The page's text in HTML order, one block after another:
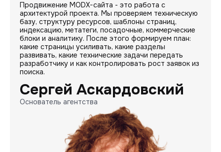
Продвижение MODX-сайта - это работа с
архитектурой проекта. Мы проверяем техническую
базу, структуру ресурсов, шаблоны страниц,
индексацию, метатеги, посадочные, коммерческие
блоки и аналитику. После этого формируем план:
какие страницы усиливать, какие разделы
развивать, какие технические задачи передать
разработчику и как контролировать рост заявок из
поиска.
Сергей Аскардовский
Основатель агентства